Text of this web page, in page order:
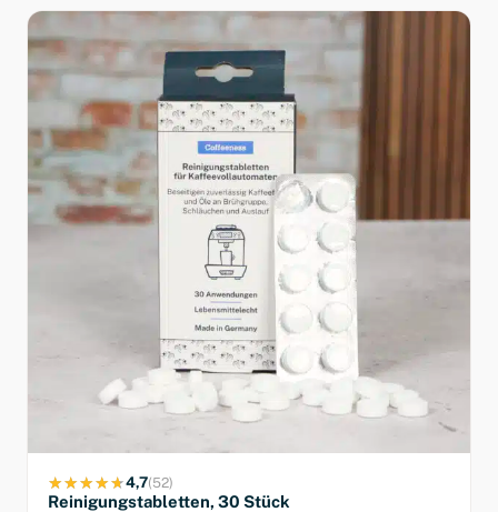
4,7(52)
Reinigungstabletten, 30 Stück